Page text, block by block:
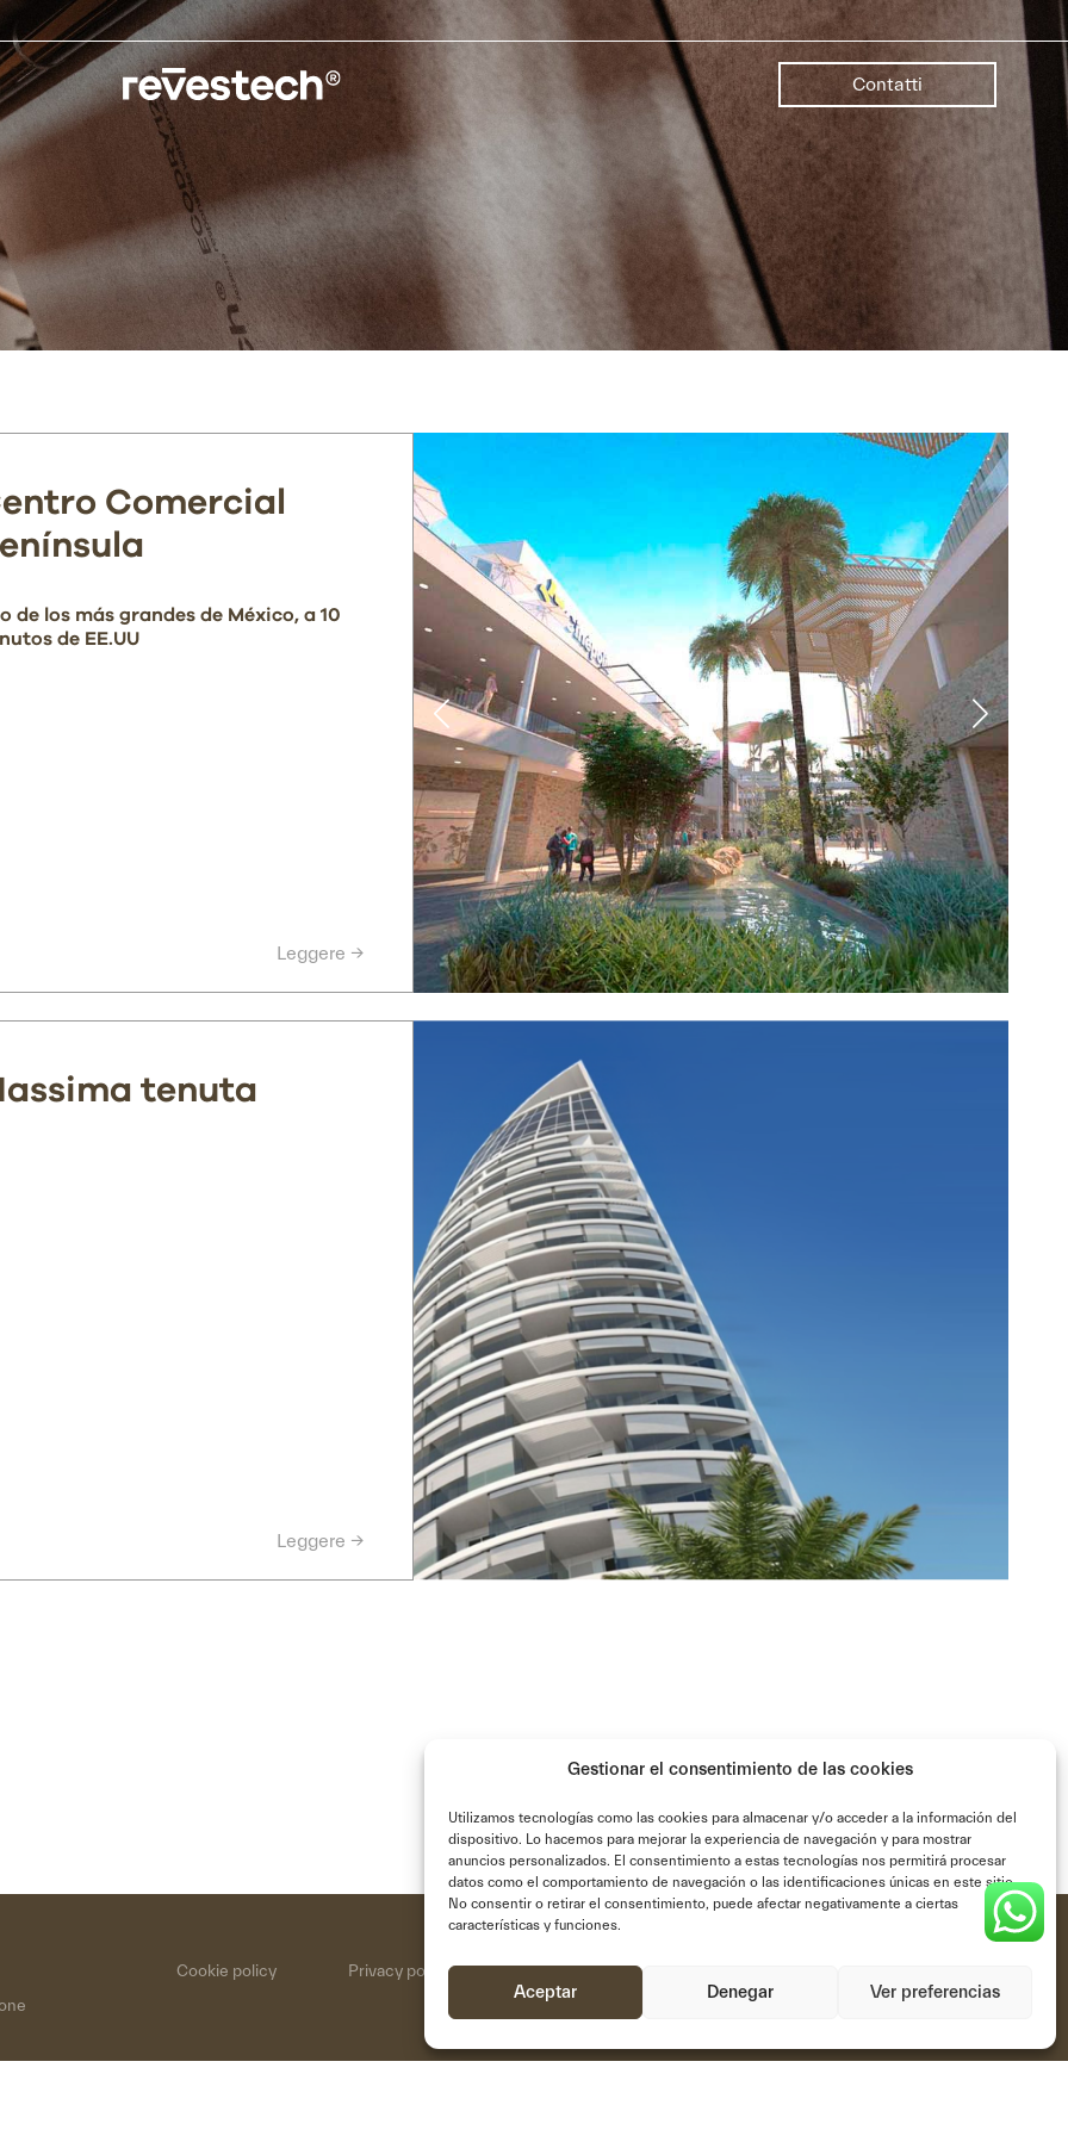
Gestionar el consentimiento de las cookies
Utilizamos tecnologías como las cookies para almacenar y/o acceder a la información del
dispositivo. Lo hacemos para mejorar la experiencia de navegación y para mostrar
anuncios personalizados. El consentimiento a estas tecnologías nos permitirá procesar
datos como el comportamiento de navegación o las identificaciones únicas en este sitio.
No consentir o retirar el consentimiento, puede afectar negativamente a ciertas
características y funciones.
Aceptar Denegar Ver preferencias
Contatti
Comercial
de los más grandes de México, a 10
de EE.UU
Leggere →
tenuta
Leggere →
Cookie policy Privacy policy Note legali